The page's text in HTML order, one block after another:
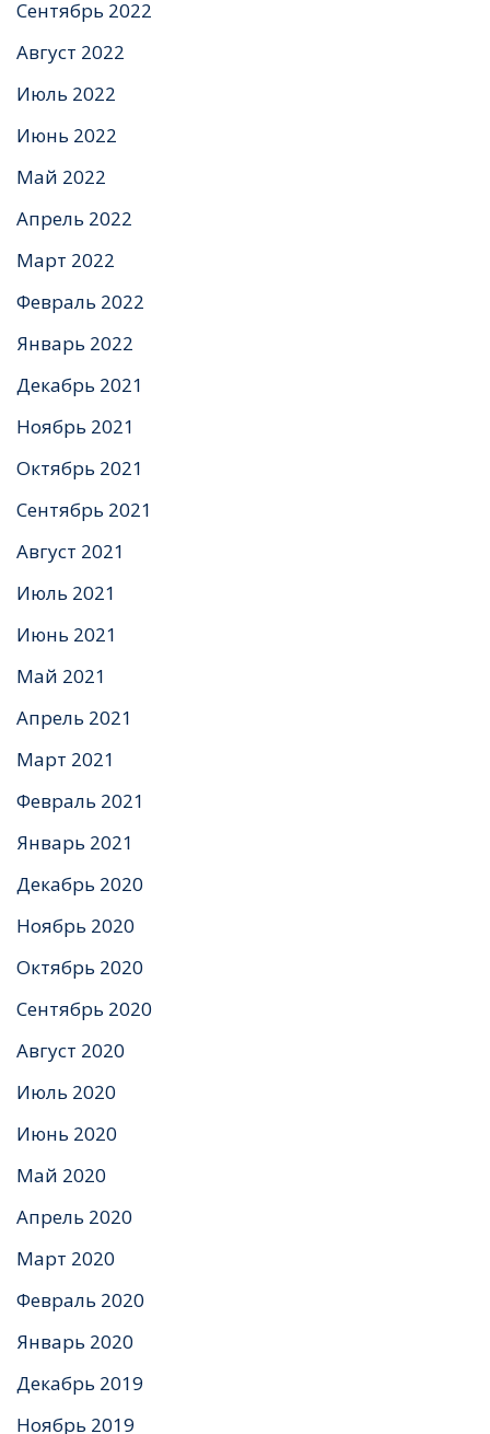
Сентябрь 2022
Август 2022
Июль 2022
Июнь 2022
Май 2022
Апрель 2022
Март 2022
Февраль 2022
Январь 2022
Декабрь 2021
Ноябрь 2021
Октябрь 2021
Сентябрь 2021
Август 2021
Июль 2021
Июнь 2021
Май 2021
Апрель 2021
Март 2021
Февраль 2021
Январь 2021
Декабрь 2020
Ноябрь 2020
Октябрь 2020
Сентябрь 2020
Август 2020
Июль 2020
Июнь 2020
Май 2020
Апрель 2020
Март 2020
Февраль 2020
Январь 2020
Декабрь 2019
Ноябрь 2019